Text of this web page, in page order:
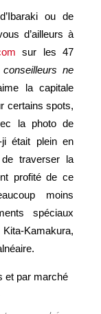
ou de
d’ailleurs à
sur les 47
ne
la capitale
certains spots,
la photo de
était plein en
traverser la
profité de ce
moins
spéciaux
Kamakura,